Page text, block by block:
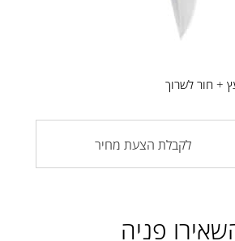
+ חור לשרוך
לקבלת הצעת מחיר
פניה